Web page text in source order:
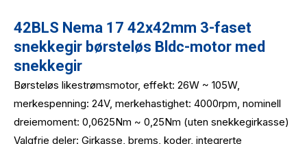
42BLS Nema 17 42x42mm 3-faset
snekkegir børsteløs Bldc-motor med
snekkegir
Børsteløs likestrømsmotor, effekt: 26W ~ 105W,
merkespenning: 24V, merkehastighet: 4000rpm, nominell
dreiemoment: 0,0625Nm ~ 0,25Nm (uten snekkegirkasse)
Valgfrie deler: Girkasse, brems, koder, integrerte